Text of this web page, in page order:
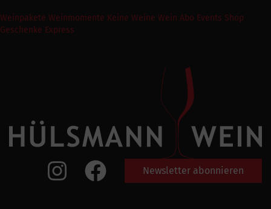
Weinpakete Weinmomente Keine Weine Wein Abo Events Shop
Geschenke Express
Newsletter abonnieren